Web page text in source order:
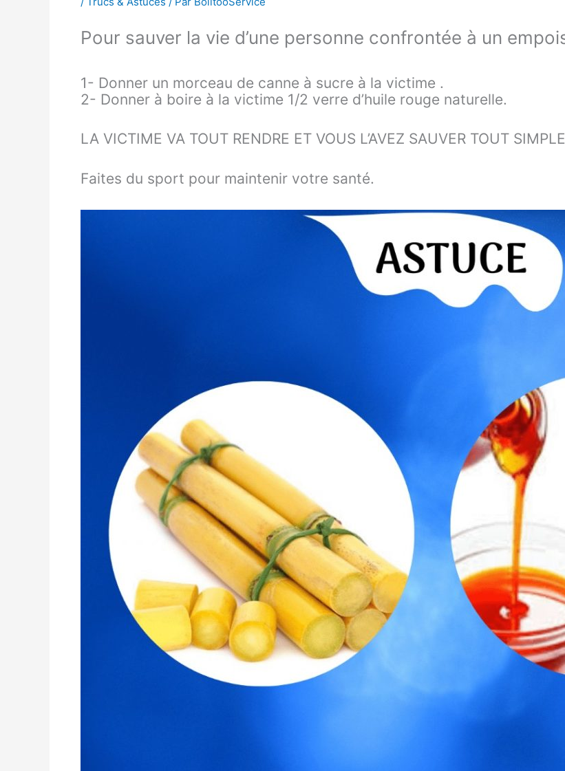
Pour sauver la vie d’une personne confrontée à un
1- Donner un morceau de canne à sucre à la victime .
2- Donner à boire à la victime 1/2 verre d’huile rouge naturelle.
LA VICTIME VA TOUT RENDRE ET VOUS L’AVEZ SAUVER TOUT
Faites du sport pour maintenir votre santé.